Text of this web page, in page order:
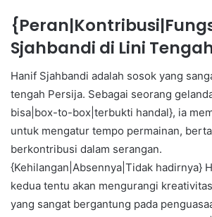
Sjahbandi di Lini
Hanif Sjahbandi adalah sosok yang
tengah Persija. Sebagai seorang
bisa|box-to-box|terbukti handal}, ia
untuk mengatur tempo permainan,
berkontribusi dalam serangan.
{Kehilangan|Absennya|Tidak hadirnya}
kedua tentu akan mengurangi
yang sangat bergantung pada